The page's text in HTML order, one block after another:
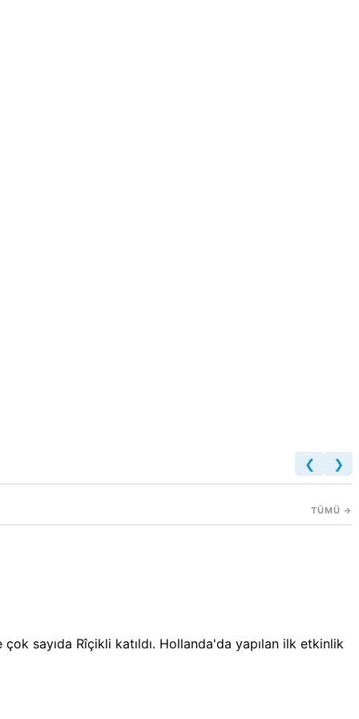
❮ ❯
TÜMÜ →
sayıda Rîçikli katıldı. Hollanda'da yapılan ilk etkinlik